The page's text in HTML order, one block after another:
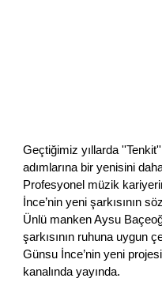
Geçtiğimiz yıllarda
adımlarına bir yenisini
Profesyonel müzik
İnce’nin yeni şarkısının
Ünlü manken Aysu
şarkısının ruhuna uygun
Günsu İnce’nin yeni
kanalında yayında.